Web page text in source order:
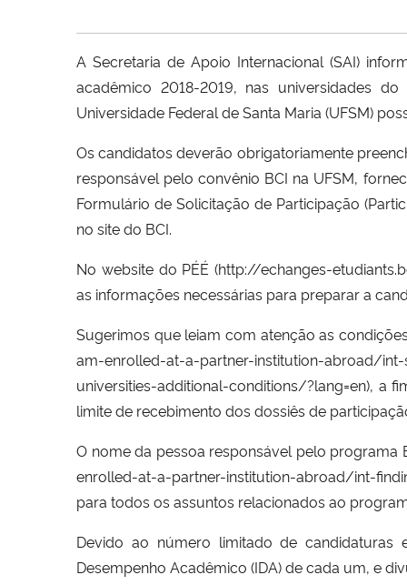
A Secretaria de Apoio Internacional (SAI)
acadêmico 2018-2019, nas universidades
Universidade Federal de Santa Maria (UFSM)
Os candidatos deverão obrigatoriamente
responsável pelo convênio BCI na UFSM,
Formulário de Solicitação de Participação (
no site do BCI.
No website do PÉÉ (http://echanges-
as informações necessárias para preparar a
Sugerimos que leiam com atenção as
am-enrolled-at-a-partner-institution-abroad/int-
universities-additional-conditions/?lang=en), a
limite de recebimento dos dossiês de
O nome da pessoa responsável pelo
enrolled-at-a-partner-institution-abroad/int-fin
para todos os assuntos relacionados ao
Devido ao número limitado de
Desempenho Acadêmico (IDA) de cada um, e